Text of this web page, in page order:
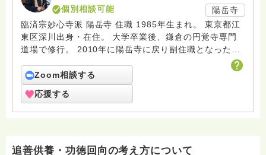
個別相談可能
陽岳寺
臨済宗妙心寺派 陽岳寺 住職 1985年生まれ。 東京都江
東区深川出身・在住。 大学卒業後、鎌倉の円覚寺専門
道場で修行。 2010年に陽岳寺に戻り副住職となった後
「ようがくじ不二の会」を立ち上げ坐禅会、ゲーム部、
お茶の会などを企画開催。 昔からお寺はお手繋ぎをし
ていました。もっとご縁を結んでいただきやすくしたい
と思い、結婚相談所を開所いたしました（門前仲町 下
町結婚相談所）。 hasunnohaでは、微力ながら考えた
Zoom相談する
応援する
追善供養・功徳回向の考え方について